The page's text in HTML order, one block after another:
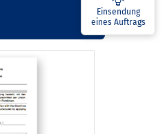
Einsendung
eines Auftrags